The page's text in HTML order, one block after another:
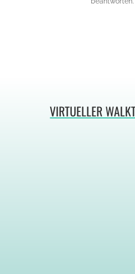
VIRTUELLER